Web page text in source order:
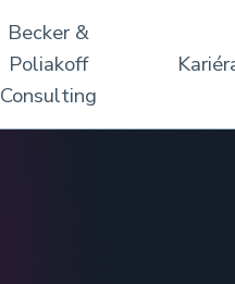
Becker &
Poliakoff
Consulting